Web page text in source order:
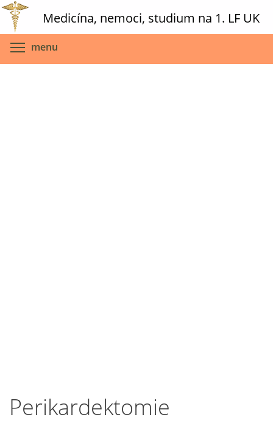
Skip
main
content
Medicína, nemoci, studium na 1. LF UK
menu
Perikardektomie